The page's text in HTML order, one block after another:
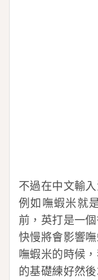
不過在中文輸
例如嘸蝦米就
前，英打是一
快慢將會影響
嘸蝦米的時候
的基礎練好然